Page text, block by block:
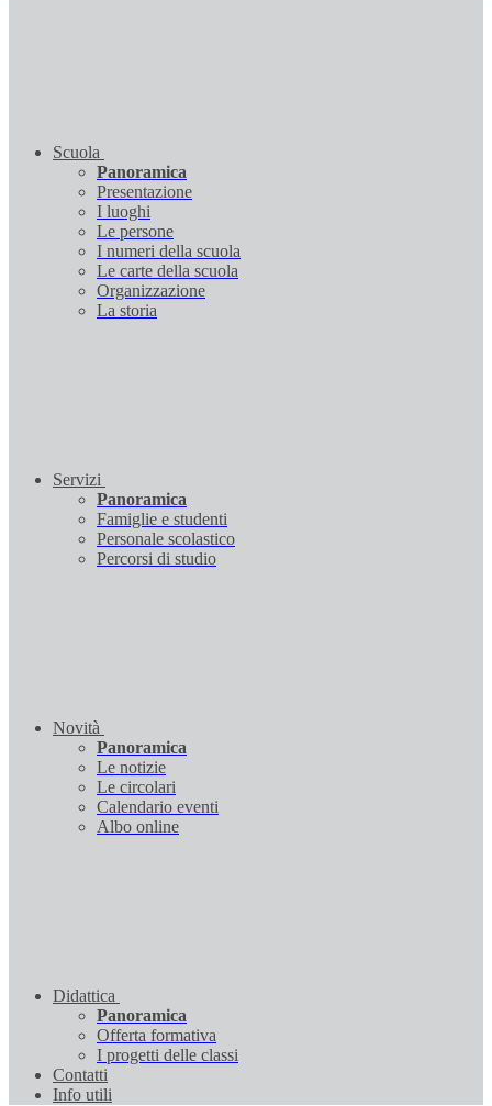
Scuola
Panoramica
Presentazione
I luoghi
Le persone
I numeri della scuola
Le carte della scuola
Organizzazione
La storia
Servizi
Panoramica
Famiglie e studenti
Personale scolastico
Percorsi di studio
Novità
Panoramica
Le notizie
Le circolari
Calendario eventi
Albo online
Didattica
Panoramica
Offerta formativa
I progetti delle classi
Contatti
Info utili